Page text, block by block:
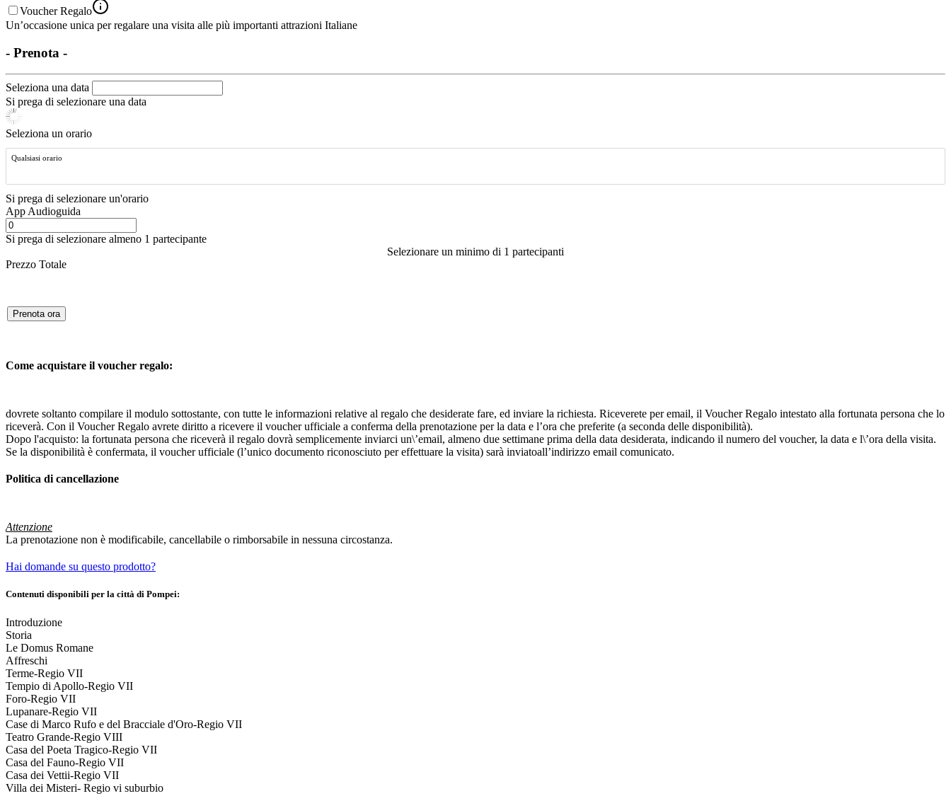
Voucher Regalo
Un’occasione unica per regalare una visita alle più importanti attrazioni Italiane
- Prenota -
Seleziona una data
Si prega di selezionare una data
Seleziona un orario
Qualsiasi orario
Si prega di selezionare un'orario
App Audioguida
Si prega di selezionare almeno 1 partecipante
Selezionare un minimo di 1 partecipanti
Prezzo Totale
Prenota ora
Come acquistare il voucher regalo:
dovrete soltanto compilare il modulo sottostante, con tutte le informazioni relative al regalo che desiderate fare, ed inviare la richiesta. Riceverete per email, il Voucher Regalo intestato alla fortunata persona che lo
riceverà. Con il Voucher Regalo avrete diritto a ricevere il voucher ufficiale a conferma della prenotazione per la data e l’ora che preferite (a seconda delle disponibilità).
Dopo l'acquisto: la fortunata persona che riceverà il regalo dovrà semplicemente inviarci un\’email, almeno due settimane prima della data desiderata, indicando il numero del voucher, la data e l\’ora della visita.
Se la disponibilità è confermata, il voucher ufficiale (l’unico documento riconosciuto per effettuare la visita) sarà inviatoall’indirizzo email comunicato.
Politica di cancellazione
Attenzione
La prenotazione non è modificabile, cancellabile o rimborsabile in nessuna circostanza.
Hai domande su questo prodotto?
Contenuti disponibili per la città di Pompei:
Introduzione
Storia
Le Domus Romane
Affreschi
Terme-Regio VII
Tempio di Apollo-Regio VII
Foro-Regio VII
Lupanare-Regio VII
Case di Marco Rufo e del Bracciale d'Oro-Regio VII
Teatro Grande-Regio VIII
Casa del Poeta Tragico-Regio VII
Casa del Fauno-Regio VII
Casa dei Vettii-Regio VII
Villa dei Misteri- Regio vi suburbio